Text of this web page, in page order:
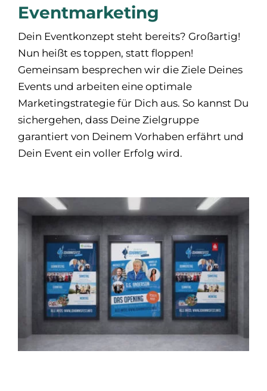
Eventmarketing
Dein Eventkonzept steht bereits? Großartig!
Nun heißt es toppen, statt floppen!
Gemeinsam besprechen wir die Ziele Deines
Events und arbeiten eine optimale
Marketingstrategie für Dich aus. So kannst Du
sichergehen, dass Deine Zielgruppe
garantiert von Deinem Vorhaben erfährt und
Dein Event ein voller Erfolg wird.